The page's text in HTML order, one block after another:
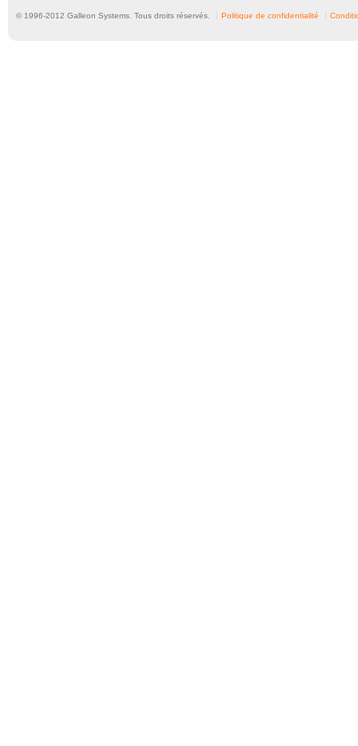
© 1996-2012 Galleon Systems. Tous droits réservés. Politique de confidentialité